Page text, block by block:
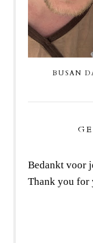
BUSAN
Bedankt voor
Thank you for